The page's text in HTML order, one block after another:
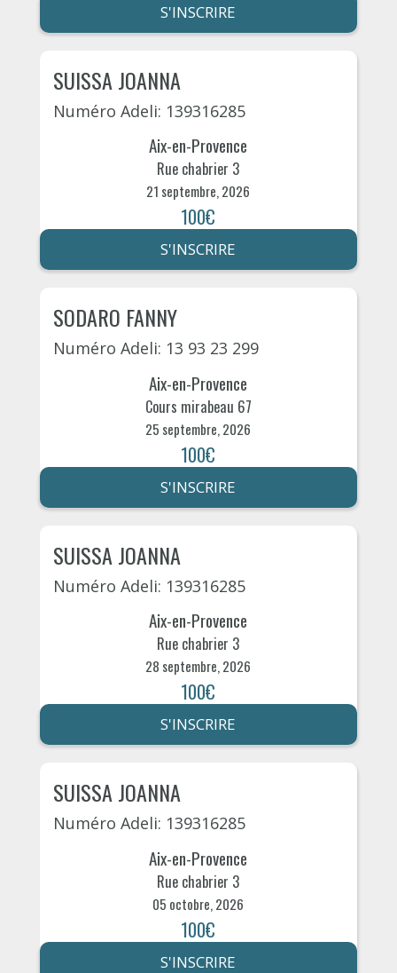
S'INSCRIRE
SUISSA JOANNA
Numéro Adeli: 139316285
Aix-en-Provence
Rue chabrier 3
21 septembre, 2026
100€
S'INSCRIRE
SODARO FANNY
Numéro Adeli: 13 93 23 299
Aix-en-Provence
Cours mirabeau 67
25 septembre, 2026
100€
S'INSCRIRE
SUISSA JOANNA
Numéro Adeli: 139316285
Aix-en-Provence
Rue chabrier 3
28 septembre, 2026
100€
S'INSCRIRE
SUISSA JOANNA
Numéro Adeli: 139316285
Aix-en-Provence
Rue chabrier 3
05 octobre, 2026
100€
S'INSCRIRE